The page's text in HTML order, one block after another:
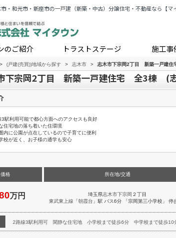
・和光市・新座市の一戸建（新築・中古）分譲住宅・不動産なら【マ
のご紹介 トラストステージ 施工事
> (戸建(売買))地域から探す > 志木市 > 志木市下宗岡2丁目 新築一戸建
下宗岡2丁目 新築一戸建住宅 全3棟 (
3駅利用可能で都心方面へのアクセスも良好
住宅地の落ち着いた住環境
内に公園が点在しているので子育てに便利
校が近く、お子様の通学も安心
価格
万円
所在地/交通
埼玉県志木市下宗岡 ２丁目
東武東上線 「朝霞台 」駅 バス6分 「宗岡第三小学校」 停
2路線3駅利用可 閑静な住宅地 小学校まで徒歩6分 中学校まで徒歩10